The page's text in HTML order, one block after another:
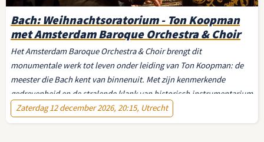
Bach: Weihnachtsoratorium - Ton Koopman
met Amsterdam Baroque Orchestra & Choir
Het Amsterdam Baroque Orchestra & Choir brengt dit
monumentale werk tot leven onder leiding van Ton Koopman: de
meester die Bach kent van binnenuit. Met zijn kenmerkende
gedrevenheid en de stralende klank van historisch instrumentarium
geeft hij dit oratorium de vanzelfsprekendheid van iets eeuwigs.
Laat u meevoeren — van de jubelende openingskoren tot de stille
Zaterdag 12 december 2026, 20:15, Utrecht